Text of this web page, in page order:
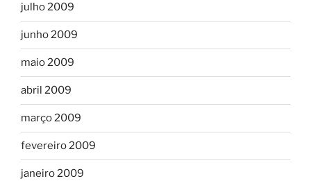
julho 2009
junho 2009
maio 2009
abril 2009
março 2009
fevereiro 2009
janeiro 2009